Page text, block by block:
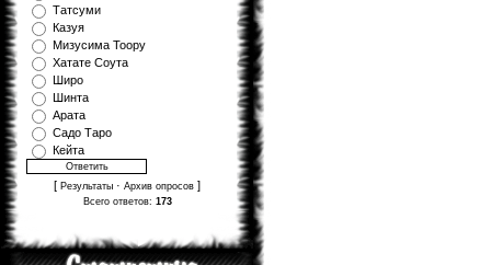
Татсуми
Казуя
Мизуcима Тоору
Хатате Соута
Широ
Шинта
Арата
Садо Таро
Кейта
[ Результаты · Архив опросов ]
Всего ответов: 173